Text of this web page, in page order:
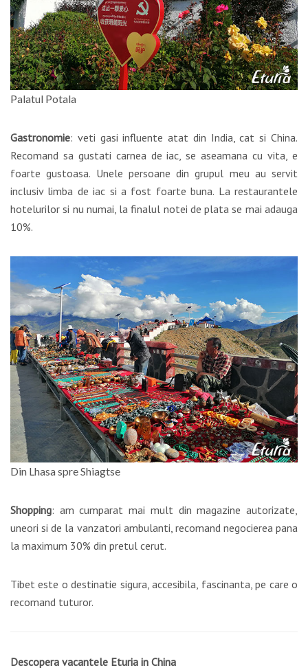
Palatul Potala
Gastronomie: veti gasi influente atat din India, cat si China.
Recomand sa gustati carnea de iac, se aseamana cu vita, e
foarte gustoasa. Unele persoane din grupul meu au servit
inclusiv limba de iac si a fost foarte buna. La restaurantele
hotelurilor si nu numai, la finalul notei de plata se mai adauga
10%.
Din Lhasa spre Shiagtse
Shopping: am cumparat mai mult din magazine autorizate,
uneori si de la vanzatori ambulanti, recomand negocierea pana
la maximum 30% din pretul cerut.
Tibet este o destinatie sigura, accesibila, fascinanta, pe care o
recomand tuturor.
Descopera vacantele Eturia in China